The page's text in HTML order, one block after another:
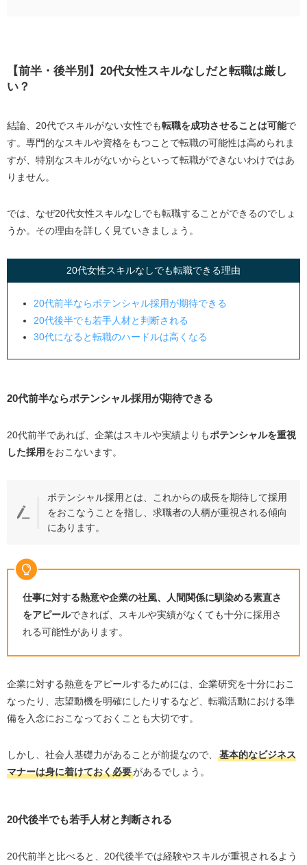
20代後半でも若手人材と判断される
【20代女性後半でも大丈夫！】転職を成功させるコツを
紹介
もっているスキルや強みを洗い出す
志望動機や転職理由を明確にする
キャリアプランを明確にしておく
20代女性の転職に有利になる資格を取得する
スキルや資格がない20代女性におすすめの職種5選【未経
験OK】
事務職
営業職
介護職
ただしここは注意！20代女性の転職で気をつけるべきこ
一人で転職活動をおこなう
専門的な職種では経験や資格が必要
応募先の仕事内容や社風を事前に調べておく
期間を決めずに転職活動をする
スキルなし・資格なしの20代女性におすすめの転職エー
ジェント
マイナビ転職エージェント女性の転職
アデコ
スキルなし・資格なしの20代女性転職に関するよくある
20代後半の女性で未経験での転職は厳しい？
20代後半女性で事務職への転職は成功できる？
28歳スキルなしでも転職できる？
【前半・後半別】 20代女性スキルなしだと転職は厳し
い？
結論、20代でスキルがない女性でも転職を成功させることは可能で
す。専門的なスキルや資格をもつことで転職の可能性は高められま
すが、特別なスキルがないからといって転職ができないわけではあ
りません。
では、なぜ20代女性スキルなしでも転職することができるのでしょ
うか。その理由を詳しく見ていきましょう。
20代女性スキルなしでも転職できる理由
20代前半ならポテンシャル採用が期待できる
20代後半でも若手人材と判断される
30代になると転職のハードルは高くなる
20代前半ならポテンシャル採用が期待できる
20代前半であれば、企業はスキルや実績よりもポテンシャルを重視
した採用をおこないます。
ポテンシャル採用とは、これからの成長を期待して採用
をおこなうことを指し、求職者の人柄が重視される傾向
にあります。
仕事に対する熱意や企業の社風、人間関係に馴染める素直さ
をアピールできれば、スキルや実績がなくても十分に採用さ
れる可能性があります。
企業に対する熱意をアピールするためには、企業研究を十分におこ
なったり、志望動機を明確にしたりするなど、転職活動における準
備を入念におこなっておくことも大切です。
しかし、社会人基礎力があることが前提なので、
基本的なビジネス
マナーは身に着けておく必要があるでしょう。
20代後半でも若手人材と判断される
20代前半と比べると、20代後半では経験やスキルが重視されるよう